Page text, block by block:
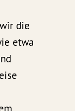
die
etwa